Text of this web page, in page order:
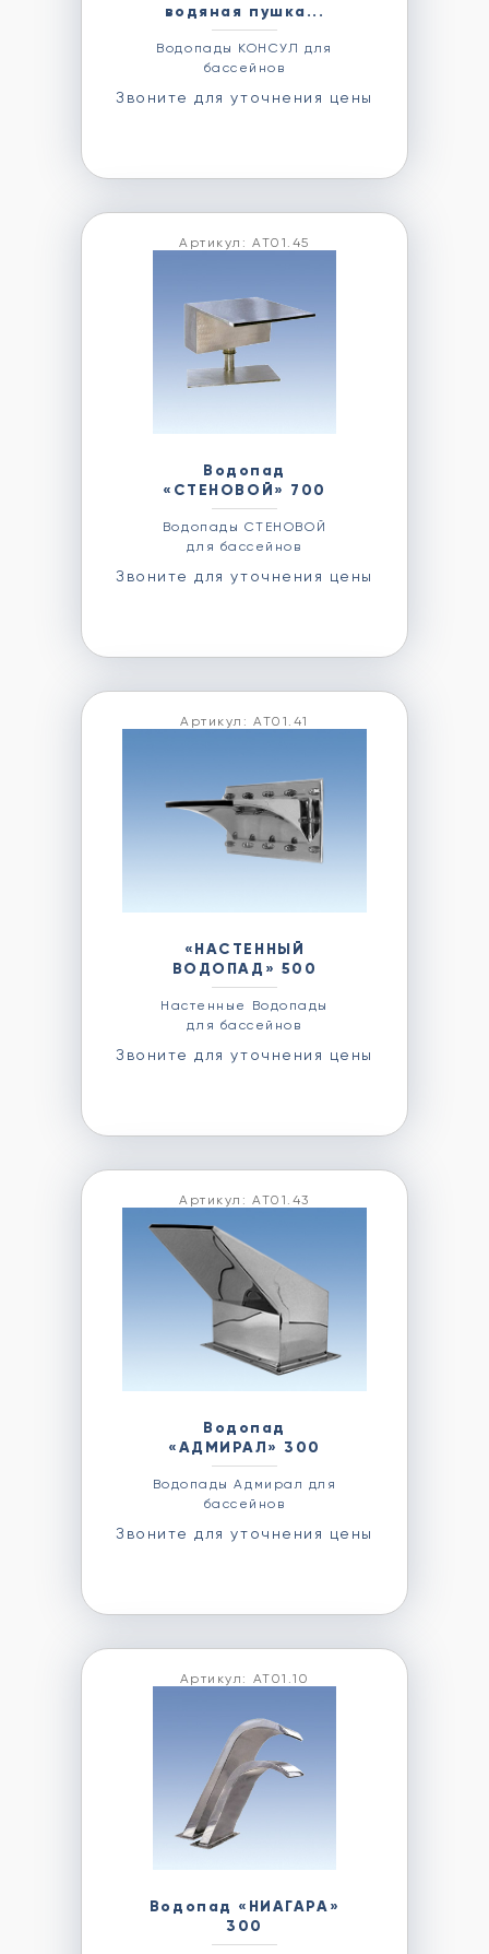
водяная пушка...
Водопады КОНСУЛ для
бассейнов
Звоните для уточнения цены
Артикул: АТ01.45
Водопад
«СТЕНОВОЙ» 700
Водопады СТЕНОВОЙ
для бассейнов
Звоните для уточнения цены
Артикул: АТ01.41
«НАСТЕННЫЙ
ВОДОПАД» 500
Настенные Водопады
для бассейнов
Звоните для уточнения цены
Артикул: АТ01.43
Водопад
«АДМИРАЛ» 300
Водопады Адмирал для
бассейнов
Звоните для уточнения цены
Артикул: АТ01.10
Водопад «НИАГАРА»
300